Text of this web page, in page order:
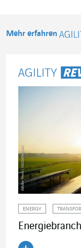
Mehr erfahren
ENERGY